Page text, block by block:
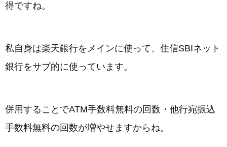
得ですね。
私自身は楽天銀行をメインに使って、住信SBIネット
銀行をサブ的に使っています。
併用することでATM手数料無料の回数・他行宛振込
手数料無料の回数が増やせますからね。